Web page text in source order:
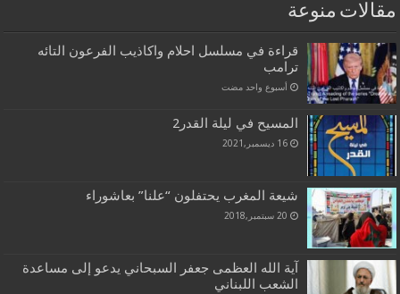
مقالات منوعة
قراءة في مسلسل احلام واكاذيب الفرعون التائه
ترامب
‏أسبوع واحد مضت
المسيح في ليلة القدر2
16 ديسمبر,2021
شيعة المغرب يحتفلون “علنا” بعاشوراء
20 سبتمبر,2018
آية الله العظمى جعفر السبحاني يدعو إلى مساعدة
الشعب اللبناني